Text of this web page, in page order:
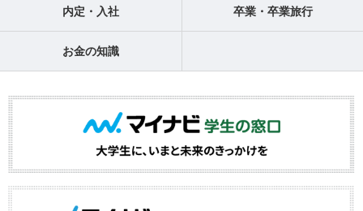
内定・入社 卒業・卒業旅行
お金の知識